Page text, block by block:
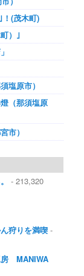
！(茂木町)
）｣
塩原市）
（那須塩原
市）
- 213,320
狩りを満喫 -
房 MANIWA